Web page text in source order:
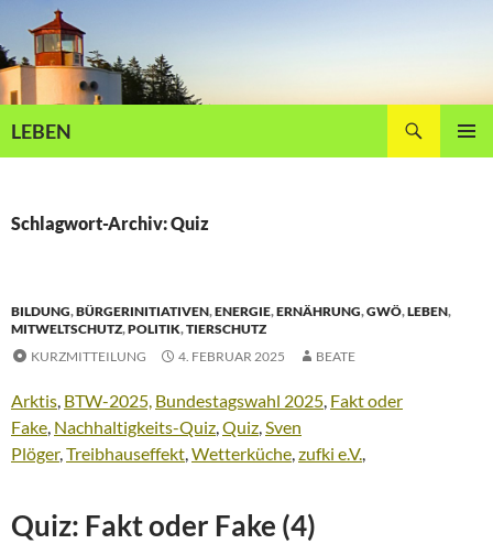
Inhalt
springen
LEBEN
Schlagwort-Archiv: Quiz
BILDUNG,BÜRGERINITIATIVEN,ENERGIE,ERNÄHRUNG,GWÖ,LEBEN,
MITWELTSCHUTZ,POLITIK,TIERSCHUTZ
KURZMITTEILUNG
4. FEBRUAR 2025 BEATE
Arktis, BTW-2025, Bundestagswahl 2025, Fakt oder
Fake, Nachhaltigkeits-Quiz,Quiz,Sven
Plöger,Treibhauseffekt,Wetterküche,zufki e.V.,
Quiz: Fakt oder Fake (4)